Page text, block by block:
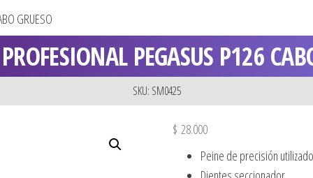
GRUESO
PEGASUS P126
SKU: SM0425
$ 28.000
Peine de precisión